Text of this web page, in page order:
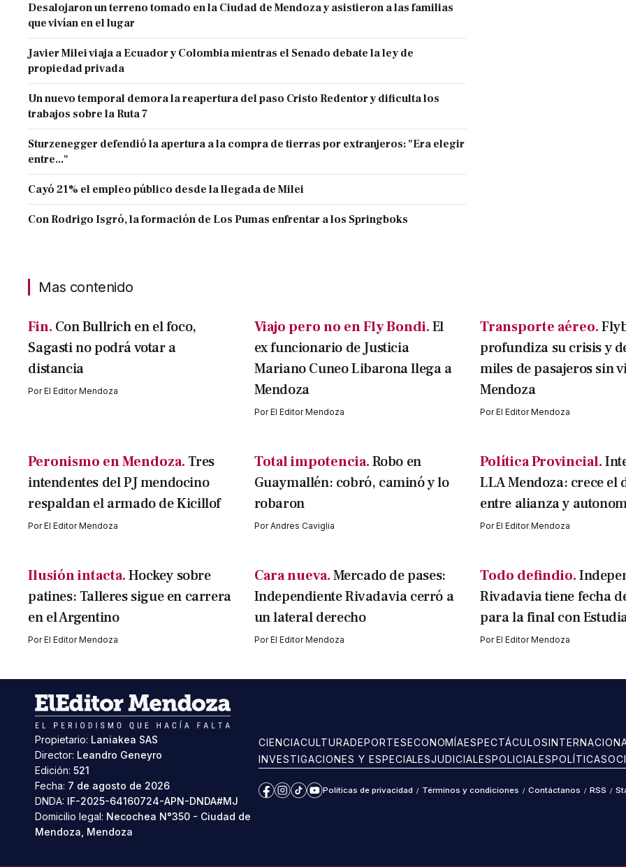
Desalojaron un terreno tomado en la Ciudad de Mendoza y asistieron a las familias
que vivían en el lugar
Javier Milei viaja a Ecuador y Colombia mientras el Senado debate la ley de
propiedad privada
Un nuevo temporal demora la reapertura del paso Cristo Redentor y dificulta los
trabajos sobre la Ruta 7
Sturzenegger defendió la apertura a la compra de tierras por extranjeros: "Era elegir
entre..."
Cayó 21% el empleo público desde la llegada de Milei
Con Rodrigo Isgró, la formación de Los Pumas enfrentar a los Springboks
Mas contenido
Fin. Con Bullrich en el foco,
Sagasti no podrá votar a
distancia
PorEl Editor Mendoza
Viajo pero no en Fly Bondi.El
ex funcionario de Justicia
Mariano Cuneo Libarona llega a
Mendoza
PorEl Editor Mendoza
Transporte aéreo.
profundiza su crisis y
miles de pasajeros sin
Mendoza
PorEl Editor Mendoza
Peronismo en Mendoza. Tres
intendentes del PJ mendocino
respaldan el armado de Kicillof
PorEl Editor Mendoza
Total impotencia.Robo en
Guaymallén: cobró, caminó y lo
robaron
PorAndres Caviglia
Política Provincial.
LLA Mendoza: crece el
entre alianza y
PorEl Editor Mendoza
Ilusión intacta. Hockey sobre
patines: Talleres sigue en carrera
en el Argentino
PorEl Editor Mendoza
Cara nueva.Mercado de pases:
Independiente Rivadavia cerró a
un lateral derecho
PorEl Editor Mendoza
Todo defindio.
Rivadavia tiene fecha
para la final con
PorEl Editor Mendoza
Propietario: Laniakea SAS
Director: Leandro Geneyro
Edición: 521
Fecha: 7 de agosto de 2026
DNDA: IF-2025-64160724-APN-DNDA#MJ
Domicilio legal: Necochea N°350 - Ciudad de
Mendoza, Mendoza
CIENCIACULTURADEPORTESECONOMÍAESPECTÁCULOS
INVESTIGACIONES Y ESPECIALESJUDICIALESPOLICIALESPOLÍTICA
Facebook
Instagram
TikTokYouTube
Políticas de privacidad / Términos y condiciones / Contáctanos / RSS /